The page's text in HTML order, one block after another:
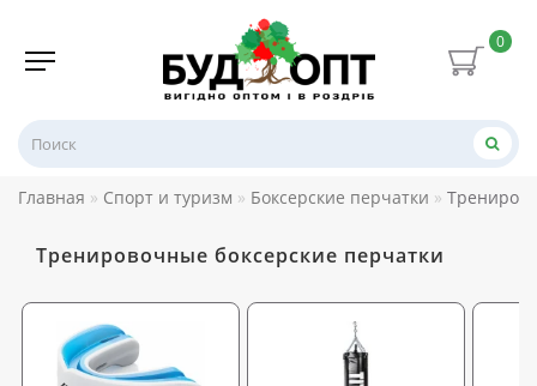
0
Главная Спорт и туризм Боксерские перчатки
Тренировочные боксерские перчатки